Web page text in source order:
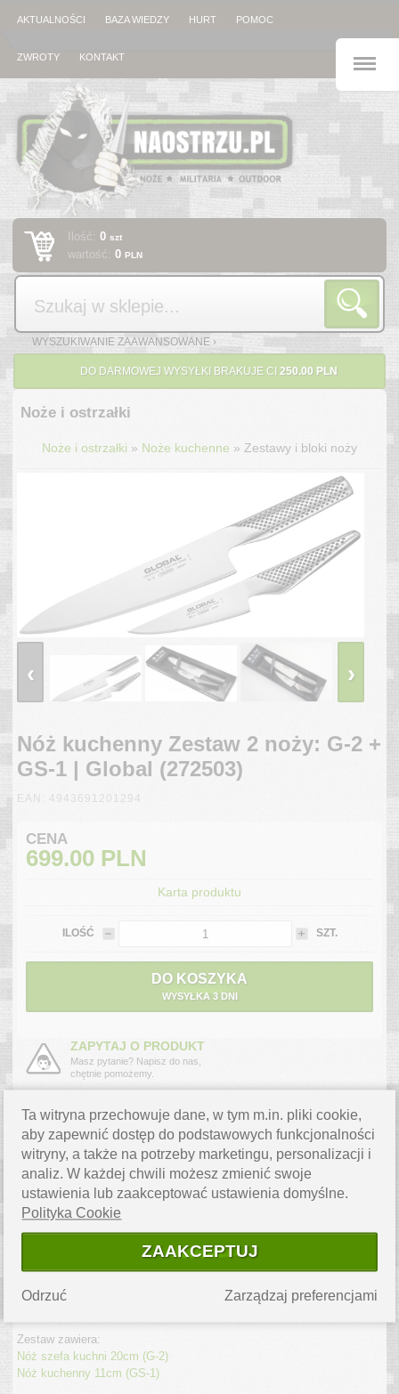
AKTUALNOŚCI BAZA WIEDZY HURT POMOC
ZWROTY KONTAKT
Ilość:0szt
wartość:0PLN
Szukaj
WYSZUKIWANIE ZAAWANSOWANE ›
DO DARMOWEJ WYSYŁKI BRAKUJE CI 250.00 PLN
Noże i ostrzałki
Noże i ostrzałki » Noże kuchenne » Zestawy i bloki noży
›
‹
Nóż kuchenny Zestaw 2 noży: G-2 +
GS-1 | Global (272503)
EAN: 4943691201294
CENA
699.00 PLN
Karta produktu
ILOŚĆ SZT.
DO KOSZYKA
WYSYŁKA 3 DNI
ZAPYTAJ O PRODUKT
Masz pytanie? Napisz do nas,
chętnie pomożemy.
Produkt jest dostępny od ręki.
Szacowany koszt przesyłki
0.00 PLN
OPIS PRODUKTU
Dwuczęściowy zestaw noży Global to wspaniała okazja, aby
przekonać się o niezrównanej jakości japońskich noży. Kucharz
otrzymuje niezbędne narzędzia do codziennej pracy, od krojenia i
plastrowania mięsa i ryb, po obieranie i szatkowanie warzyw i owoców.
Te dwa solidne noże są jak niezawodny przepis na sukces w kuchni –
niezależnie od stopnia umiejętności kulinarnych użytkownika.
Zestaw zawiera:
Nóż szefa kuchni 20cm (G-2)
Nóż kuchenny 11cm (GS-1)
Ta witryna przechowuje dane, w tym m.in. pliki cookie,
aby zapewnić dostęp do podstawowych funkcjonalności
witryny, a także na potrzeby marketingu, personalizacji i
analiz. W każdej chwili możesz zmienić swoje
ustawienia lub zaakceptować ustawienia domyślne.
Polityka Cookie
ZAAKCEPTUJ
Zarządzaj preferencjami
Odrzuć